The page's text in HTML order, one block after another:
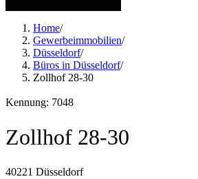
Home/
Gewerbeimmobilien/
Düsseldorf/
Büros in Düsseldorf/
Zollhof 28-30
Kennung: 7048
Zollhof 28-30
40221 Düsseldorf